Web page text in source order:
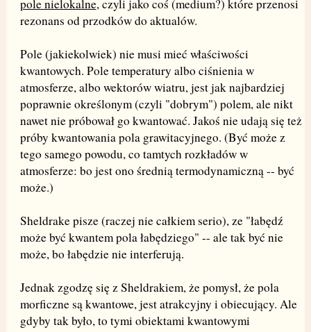
pole nielokalne, czyli jako coś (medium?) które przenosi
rezonans od przodków do aktualów.
Pole (jakiekolwiek) nie musi mieć właściwości
kwantowych. Pole temperatury albo ciśnienia w
atmosferze, albo wektorów wiatru, jest jak najbardziej
poprawnie określonym (czyli "dobrym") polem, ale nikt
nawet nie próbował go kwantować. Jakoś nie udają się też
próby kwantowania pola grawitacyjnego. (Być może z
tego samego powodu, co tamtych rozkładów w
atmosferze: bo jest ono średnią termodynamiczną -- być
może.)
Sheldrake pisze (raczej nie całkiem serio), ze "łabędź
może być kwantem pola łabędziego" -- ale tak być nie
może, bo łabędzie nie interferują.
Jednak zgodzę się z Sheldrakiem, że pomysł, że pola
morficzne są kwantowe, jest atrakcyjny i obiecujący. Ale
gdyby tak było, to tymi obiektami kwantowymi